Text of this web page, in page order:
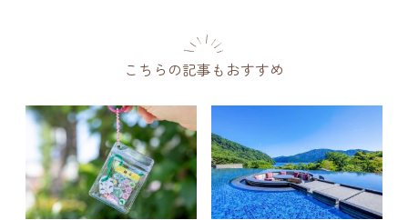
こちらの記事もおすすめ